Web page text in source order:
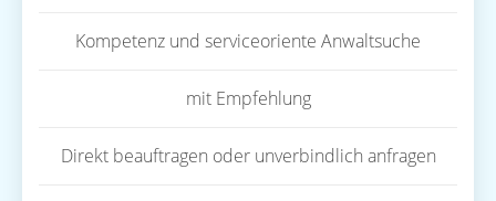
Kompetenz und serviceoriente Anwaltsuche
mit Empfehlung
Direkt beauftragen oder unverbindlich anfragen